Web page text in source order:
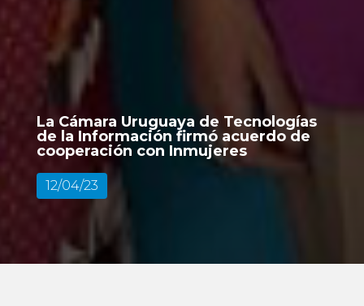
La Cámara Uruguaya de Tecnologías
de la Información firmó acuerdo de
cooperación con Inmujeres
12/04/23